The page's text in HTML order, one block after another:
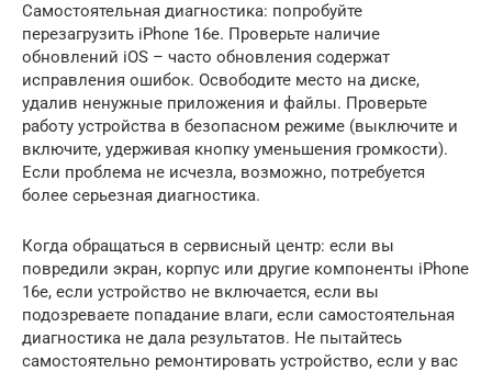
Самостоятельная диагностика: попробуйте
перезагрузить iPhone 16e. Проверьте наличие
обновлений iOS – часто обновления содержат
исправления ошибок. Освободите место на диске,
удалив ненужные приложения и файлы. Проверьте
работу устройства в безопасном режиме (выключите и
включите, удерживая кнопку уменьшения громкости).
Если проблема не исчезла, возможно, потребуется
более серьезная диагностика.
Когда обращаться в сервисный центр: если вы
повредили экран, корпус или другие компоненты iPhone
16e, если устройство не включается, если вы
подозреваете попадание влаги, если самостоятельная
диагностика не дала результатов. Не пытайтесь
самостоятельно ремонтировать устройство, если у вас